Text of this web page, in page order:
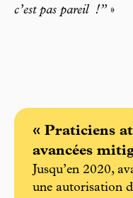
c’est pas pareil !” »
« Praticiens
avancées
Jusqu’en 2020,
une autorisation